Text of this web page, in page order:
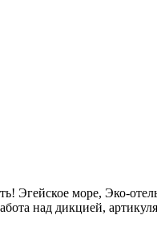
Эгейское море, Эко-
над дикцией,